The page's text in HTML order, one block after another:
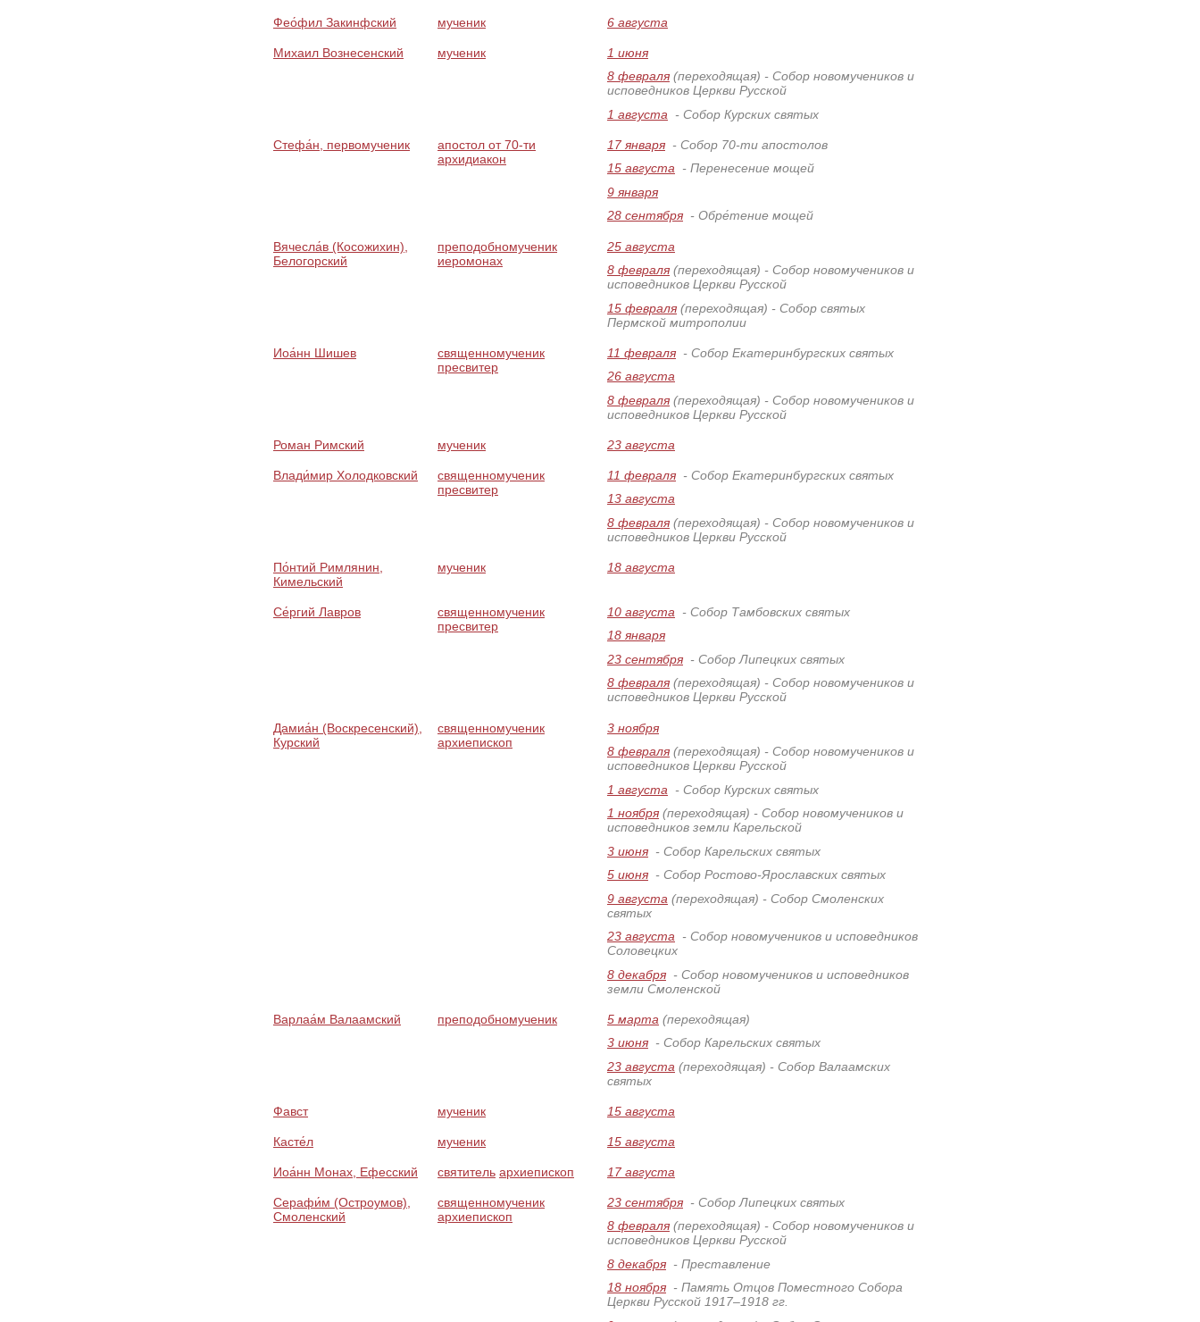
Фео́фил Закинфский мученик 6 августа
Михаил Вознесенский мученик
1 июня
8 февраля (переходящая) - Собор новомучеников и
исповедников Церкви Русской
1 августа - Собор Курских святых
Стефа́н, первомученик
апостол от 70-ти
архидиакон
17 января - Собор 70-ти апостолов
15 августа - Перенесение мощей
9 января
28 сентября - Обре́тение мощей
Вячесла́в (Косожихин),
Белогорский
преподобномученик
иеромонах
25 августа
8 февраля (переходящая) - Собор новомучеников и
исповедников Церкви Русской
15 февраля (переходящая) - Собор святых
Пермской митрополии
Иоа́нн Шишев
священномученик
пресвитер
11 февраля - Собор Екатеринбургских святых
26 августа
8 февраля (переходящая) - Собор новомучеников и
исповедников Церкви Русской
Роман Римский мученик 23 августа
Влади́мир Холодковский
священномученик
пресвитер
11 февраля - Собор Екатеринбургских святых
13 августа
8 февраля (переходящая) - Собор новомучеников и
исповедников Церкви Русской
По́нтий Римлянин,
Кимельский
мученик 18 августа
Се́ргий Лавров
священномученик
пресвитер
10 августа - Собор Тамбовских святых
18 января
23 сентября - Собор Липецких святых
8 февраля (переходящая) - Собор новомучеников и
исповедников Церкви Русской
Дамиа́н (Воскресенский),
Курский
священномученик
архиепископ
3 ноября
8 февраля (переходящая) - Собор новомучеников и
исповедников Церкви Русской
1 августа - Собор Курских святых
1 ноября (переходящая) - Собор новомучеников и
исповедников земли Карельской
3 июня - Собор Карельских святых
5 июня - Собор Ростово-Ярославских святых
9 августа (переходящая) - Собор Смоленских
святых
23 августа - Собор новомучеников и исповедников
Соловецких
8 декабря - Собор новомучеников и исповедников
земли Смоленской
Варлаа́м Валаамский преподобномученик 5 марта (переходящая)
3 июня - Собор Карельских святых
23 августа (переходящая) - Собор Валаамских
святых
Фавст мученик 15 августа
Касте́л мученик 15 августа
Иоа́нн Монах, Ефесский святитель архиепископ 17 августа
Серафи́м (Остроумов),
Смоленский
священномученик
архиепископ
23 сентября - Собор Липецких святых
8 февраля (переходящая) - Собор новомучеников и
исповедников Церкви Русской
8 декабря - Преставление
18 ноября - Память Отцов Поместного Собора
Церкви Русской 1917–1918 гг.